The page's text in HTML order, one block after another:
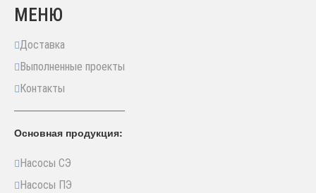
МЕНЮ
Доставка
Выполненные проекты
Контакты
Основная продукция:
Насосы СЭ
Насосы ПЭ